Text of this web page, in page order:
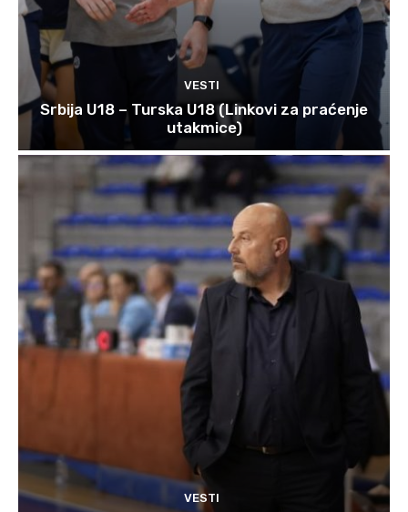
VESTI
Srbija U18 – Turska U18 (Linkovi za praćenje
utakmice)
VESTI